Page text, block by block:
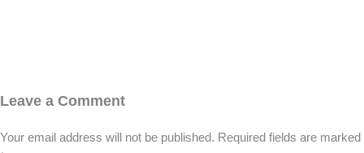
Leave a Comment
Your email address will not be published. Required fields are marked